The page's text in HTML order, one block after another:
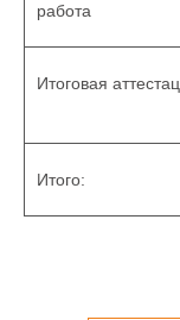
работа
Итоговая
Итого: